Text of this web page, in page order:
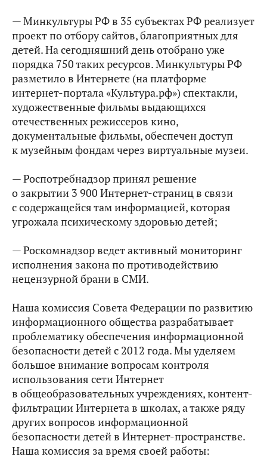
— Минкультуры РФ в 35 субъектах РФ реализует
проект по отбору сайтов, благоприятных для
детей. На сегодняшний день отобрано уже
порядка 750 таких ресурсов. Минкультуры РФ
разметило в Интернете (на платформе
интернет-портала «Культура.рф») спектакли,
художественные фильмы выдающихся
отечественных режиссеров кино,
документальные фильмы, обеспечен доступ
к музейным фондам через виртуальные музеи.
— Роспотребнадзор принял решение
о закрытии 3 900 Интернет-страниц в связи
с содержащейся там информацией, которая
угрожала психическому здоровью детей;
— Роскомнадзор ведет активный мониторинг
исполнения закона по противодействию
нецензурной брани в СМИ.
Наша комиссия Совета Федерации по развитию
информационного общества разрабатывает
проблематику обеспечения информационной
безопасности детей с 2012 года. Мы уделяем
большое внимание вопросам контроля
использования сети Интернет
в общеобразовательных учреждениях, контент-
фильтрации Интернета в школах, а также ряду
других вопросов информационной
безопасности детей в Интернет-пространстве.
Наша комиссия за время своей работы: